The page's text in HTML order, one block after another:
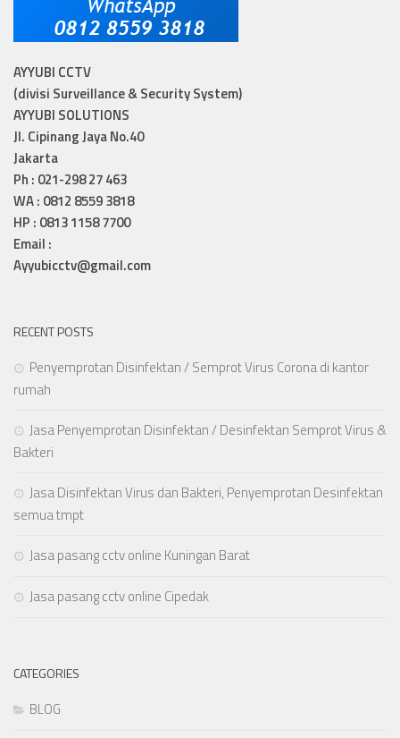
AYYUBI CCTV
(divisi Surveillance & Security System)
AYYUBI SOLUTIONS
Jl. Cipinang Jaya No.40
Jakarta
Ph : 021-298 27 463
WA : 0812 8559 3818
HP : 0813 1158 7700
Email :
Ayyubicctv@gmail.com
RECENT POSTS
Penyemprotan Disinfektan / Semprot Virus Corona di kantor
rumah
Jasa Penyemprotan Disinfektan / Desinfektan Semprot Virus &
Bakteri
Jasa Disinfektan Virus dan Bakteri, Penyemprotan Desinfektan
semua tmpt
Jasa pasang cctv online Kuningan Barat
Jasa pasang cctv online Cipedak
CATEGORIES
BLOG